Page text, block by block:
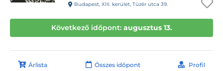
Budapest, XIII. kerület, Tüzér utca 39.
Következő időpont: augusztus 13.
Árlista Összes időpont Profil